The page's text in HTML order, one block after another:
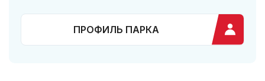
ПРОФИЛЬ ПАРКА